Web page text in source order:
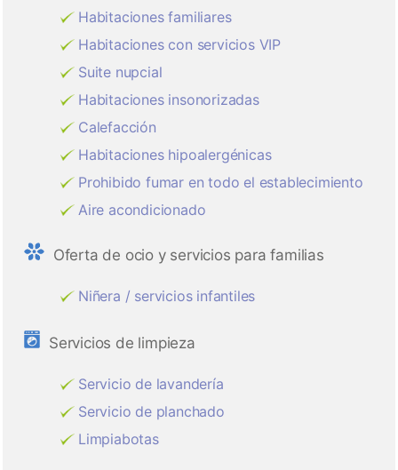
Habitaciones familiares
Habitaciones con servicios VIP
Suite nupcial
Habitaciones insonorizadas
Calefacción
Habitaciones hipoalergénicas
Prohibido fumar en todo el establecimiento
Aire acondicionado
Oferta de ocio y servicios para familias
Niñera / servicios infantiles
Servicios de limpieza
Servicio de lavandería
Servicio de planchado
Limpiabotas